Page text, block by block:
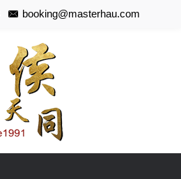
booking@masterhau.com